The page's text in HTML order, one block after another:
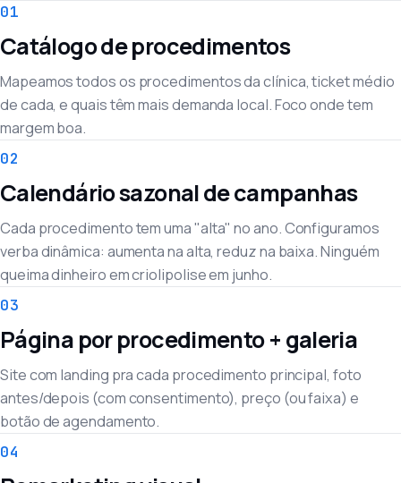
01
Catálogo de procedimentos
Mapeamos todos os procedimentos da clínica, ticket médio
de cada, e quais têm mais demanda local. Foco onde tem
margem boa.
02
Calendário sazonal de campanhas
Cada procedimento tem uma "alta" no ano. Configuramos
verba dinâmica: aumenta na alta, reduz na baixa. Ninguém
queima dinheiro em criolipolise em junho.
03
Página por procedimento + galeria
Site com landing pra cada procedimento principal, foto
antes/depois (com consentimento), preço (ou faixa) e
botão de agendamento.
04